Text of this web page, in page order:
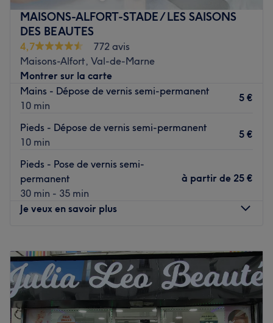
Transports publics les plus proches :
Station de métro Buttes Chaumont.
L’équipe :
Amisha est très chaleureuse et accueillante. Elle vous
propose des prestations d'exception pour un rendu 100%
vous.
L’atmosphère : Ambiance chaleureuse, décoration aux
délicieuses notes indiennes.
Les spécialités de l’établissement : Manucure et épilation
à la cire chaude.
Voir le salon
MAISONS-ALFORT-STADE / LES SAISONS
DES BEAUTES
4,7
772 avis
Maisons-Alfort, Val-de-Marne
Montrer sur la carte
Mains - Dépose de vernis semi-permanent
10 min
5 €
Pieds - Dépose de vernis semi-permanent
10 min
5 €
Pieds - Pose de vernis semi-
permanent
30 min - 35 min
à partir de 25 €
Je veux en savoir plus
Mardi
10:00–20:00
Mercredi
10:00–20:00
Jeudi
10:00–20:00
Vendredi
10:00–20:00
Samedi
10:00–20:00